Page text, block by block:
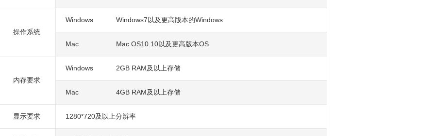
操作系统
Windows Windows7以及更高版本的Windows
Mac Mac OS10.10以及更高版本OS
内存要求
Windows 2GB RAM及以上存储
Mac 4GB RAM及以上存储
显示要求 1280*720及以上分辨率